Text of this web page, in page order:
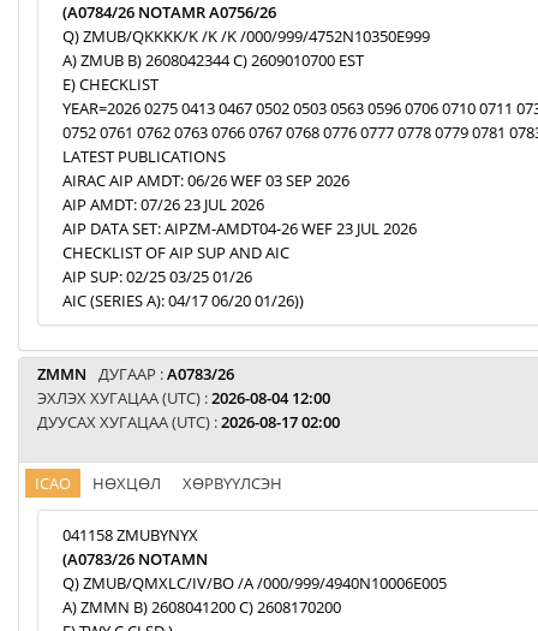
(A0784/26 NOTAMR A0756/26
Q) ZMUB/QKKKK/K /K /K /000/999/4752N10350E999
A) ZMUB B) 2608042344 C) 2609010700 EST
E) CHECKLIST
YEAR=2026 0275 0413 0467 0502 0503 0563 0596 0706 0710 0711
0752 0761 0762 0763 0766 0767 0768 0776 0777 0778 0779 0781
LATEST PUBLICATIONS
AIRAC AIP AMDT: 06/26 WEF 03 SEP 2026
AIP AMDT: 07/26 23 JUL 2026
AIP DATA SET: AIPZM-AMDT04-26 WEF 23 JUL 2026
CHECKLIST OF AIP SUP AND AIC
AIP SUP: 02/25 03/25 01/26
AIC (SERIES A): 04/17 06/20 01/26))
ZMMN ДУГААР :A0783/26
ЭХЛЭХ ХУГАЦАА (UTC) :2026-08-04 12:00
ДУУСАХ ХУГАЦАА (UTC) :2026-08-17 02:00
ICAO НӨХЦӨЛ ХӨРВҮҮЛСЭН
041158 ZMUBYNYX
(A0783/26 NOTAMN
Q) ZMUB/QMXLC/IV/BO /A /000/999/4940N10006E005
A) ZMMN B) 2608041200 C) 2608170200